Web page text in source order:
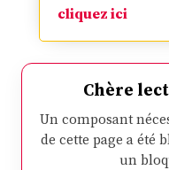
cliquez ici
Chère
Un composant
de cette page a été
un